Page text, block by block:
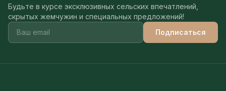
Будьте в курсе эксклюзивных сельских впечатлений,
скрытых жемчужин и специальных предложений!
Подписаться